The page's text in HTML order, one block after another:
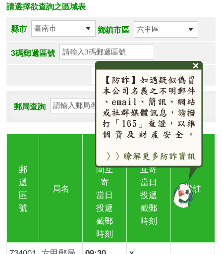
請選擇欲查詢之區域表
縣市
鄉鎮市區
3碼郵遞區號
郵局查詢
郵
遞
區
號
局名
都市
間互
寄
當日
投遞
截郵
時刻
區域
互寄
當日
投遞
截郵
時刻
備註